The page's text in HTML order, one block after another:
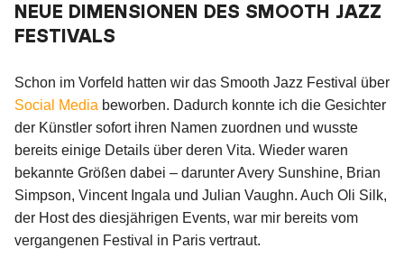
NEUE DIMENSIONEN DES SMOOTH JAZZ
FESTIVALS
Schon im Vorfeld hatten wir das Smooth Jazz Festival über
Social Media beworben. Dadurch konnte ich die Gesichter
der Künstler sofort ihren Namen zuordnen und wusste
bereits einige Details über deren Vita. Wieder waren
bekannte Größen dabei – darunter Avery Sunshine, Brian
Simpson, Vincent Ingala und Julian Vaughn. Auch Oli Silk,
der Host des diesjährigen Events, war mir bereits vom
vergangenen Festival in Paris vertraut.